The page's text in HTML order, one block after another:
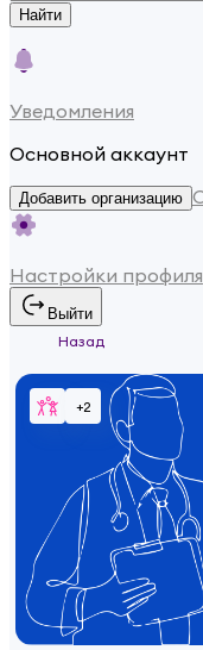
Найти
Уведомления
Основной аккаунт
Добавить организацию
Настройки профиля
Выйти
Назад
+2